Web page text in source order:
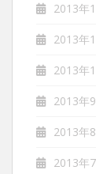
2013年
2013年
2013年
2013年
2013年
2013年